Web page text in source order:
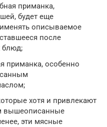
приманка,
будет еще
описываемое
после
блюд;
приманка, особенно
хотя и привлекают
вышеописанные
эти мясные